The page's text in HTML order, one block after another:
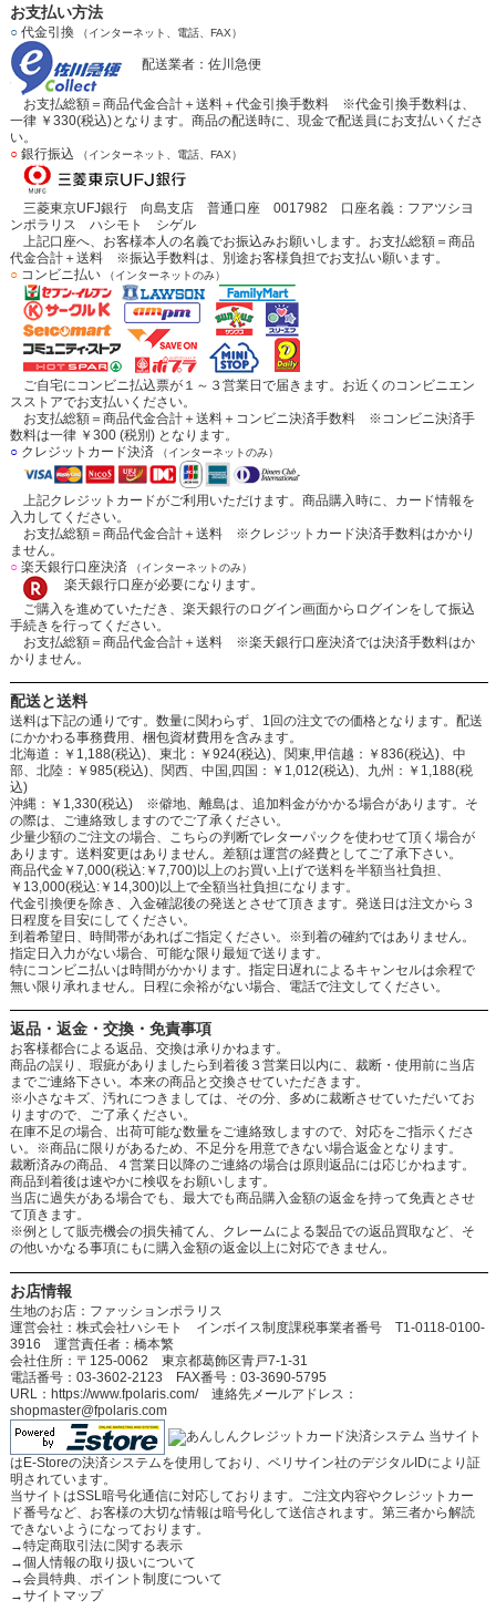
お支払い方法
○代金引換 （インターネット、電話、FAX）
配送業者：佐川急便
お支払総額＝商品代金合計＋送料＋代金引換手数料 ※代金引換手数料は、
一律 ￥330(税込)となります。商品の配送時に、現金で配送員にお支払いくださ
い。
○銀行振込 （インターネット、電話、FAX）
三菱東京UFJ銀行 向島支店 普通口座 0017982 口座名義：フアツシヨ
ンポラリス ハシモト シゲル
上記口座へ、お客様本人の名義でお振込みお願いします。お支払総額＝商品
代金合計＋送料 ※振込手数料は、別途お客様負担でお支払い願います。
○コンビニ払い （インターネットのみ）
ご自宅にコンビニ払込票が１～３営業日で届きます。お近くのコンビニエン
スストアでお支払いください。
お支払総額＝商品代金合計＋送料＋コンビニ決済手数料 ※コンビニ決済手
数料は一律 ￥300 (税別) となります。
○クレジットカード決済 （インターネットのみ）
上記クレジットカードがご利用いただけます。商品購入時に、カード情報を
入力してください。
お支払総額＝商品代金合計＋送料 ※クレジットカード決済手数料はかかり
ません。
○楽天銀行口座決済 （インターネットのみ）
楽天銀行口座が必要になります。
ご購入を進めていただき、楽天銀行のログイン画面からログインをして振込
手続きを行ってください。
お支払総額＝商品代金合計＋送料 ※楽天銀行口座決済では決済手数料はか
かりません。
配送と送料
送料は下記の通りです。数量に関わらず、1回の注文での価格となります。配送
にかかわる事務費用、梱包資材費用を含みます。
北海道：￥1,188(税込)、東北：￥924(税込)、関東,甲信越：￥836(税込)、中
部、北陸：￥985(税込)、関西、中国,四国：￥1,012(税込)、九州：￥1,188(税
込)
沖縄：￥1,330(税込) ※僻地、離島は、追加料金がかかる場合があります。そ
の際は、ご連絡致しますのでご了承ください。
少量少額のご注文の場合、こちらの判断でレターパックを使わせて頂く場合が
あります。送料変更はありません。差額は運営の経費としてご了承下さい。
商品代金￥7,000(税込:￥7,700)以上のお買い上げで送料を半額当社負担、
￥13,000(税込:￥14,300)以上で全額当社負担になります。
代金引換便を除き、入金確認後の発送とさせて頂きます。発送日は注文から３
日程度を目安にしてください。
到着希望日、時間帯があればご指定ください。※到着の確約ではありません。
指定日入力がない場合、可能な限り最短で送ります。
特にコンビニ払いは時間がかかります。指定日遅れによるキャンセルは余程で
無い限り承れません。日程に余裕がない場合、電話で注文してください。
返品・返金・交換・免責事項
お客様都合による返品、交換は承りかねます。
商品の誤り、瑕疵がありましたら到着後３営業日以内に、裁断・使用前に当店
までご連絡下さい。本来の商品と交換させていただきます。
※小さなキズ、汚れにつきましては、その分、多めに裁断させていただいてお
りますので、ご了承ください。
在庫不足の場合、出荷可能な数量をご連絡致しますので、対応をご指示くださ
い。※商品に限りがあるため、不足分を用意できない場合返金となります。
裁断済みの商品、４営業日以降のご連絡の場合は原則返品には応じかねます。
商品到着後は速やかに検収をお願いします。
当店に過失がある場合でも、最大でも商品購入金額の返金を持って免責とさせ
て頂きます。
※例として販売機会の損失補てん、クレームによる製品での返品買取など、そ
の他いかなる事項にもに購入金額の返金以上に対応できません。
お店情報
生地のお店：ファッションポラリス
運営会社：株式会社ハシモト インボイス制度課税事業者番号 T1-0118-0100-
3916 運営責任者：橋本繁
会社住所：〒125-0062 東京都葛飾区青戸7-1-31
電話番号：03-3602-2123 FAX番号：03-3690-5795
URL：https://www.fpolaris.com/ 連絡先メールアドレス：
shopmaster@fpolaris.com
当サイト
はE-Storeの決済システムを使用しており、ベリサイン社のデジタルIDにより証
明されています。
当サイトはSSL暗号化通信に対応しております。ご注文内容やクレジットカー
ド番号など、お客様の大切な情報は暗号化して送信されます。第三者から解読
できないようになっております。
→特定商取引法に関する表示
→個人情報の取り扱いについて
→会員特典、ポイント制度について
→サイトマップ